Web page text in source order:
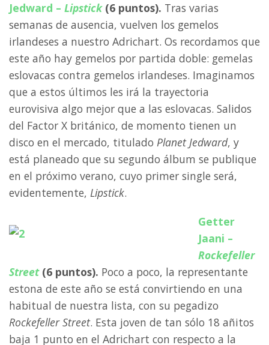
Jedward – Lipstick (6 puntos). Tras varias
semanas de ausencia, vuelven los gemelos
irlandeses a nuestro Adrichart. Os recordamos que
este año hay gemelos por partida doble: gemelas
eslovacas contra gemelos irlandeses. Imaginamos
que a estos últimos les irá la trayectoria
eurovisiva algo mejor que a las eslovacas. Salidos
del Factor X británico, de momento tienen un
disco en el mercado, titulado Planet Jedward, y
está planeado que su segundo álbum se publique
en el próximo verano, cuyo primer single será,
evidentemente, Lipstick.
Getter
Jaani –
Rockefeller
Street (6 puntos). Poco a poco, la representante
estona de este año se está convirtiendo en una
habitual de nuestra lista, con su pegadizo
Rockefeller Street. Esta joven de tan sólo 18 añitos
baja 1 punto en el Adrichart con respecto a la